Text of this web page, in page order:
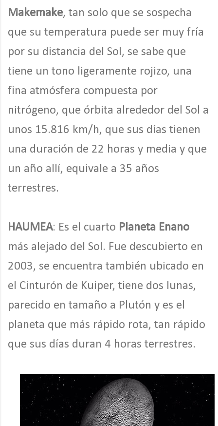
Makemake, tan solo que se sospecha
que su temperatura puede ser muy fría
por su distancia del Sol, se sabe que
tiene un tono ligeramente rojizo, una
fina atmósfera compuesta por
nitrógeno, que órbita alrededor del Sol a
unos 15.816 km/h, que sus días tienen
una duración de 22 horas y media y que
un año allí, equivale a 35 años
terrestres.
HAUMEA: Es el cuarto Planeta Enano
más alejado del Sol. Fue descubierto en
2003, se encuentra también ubicado en
el Cinturón de Kuiper, tiene dos lunas,
parecido en tamaño a Plutón y es el
planeta que más rápido rota, tan rápido
que sus días duran 4 horas terrestres.